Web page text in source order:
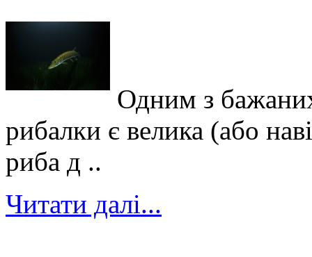
Одним з
рибалки є велика (або
риба д ..
Читати далі...